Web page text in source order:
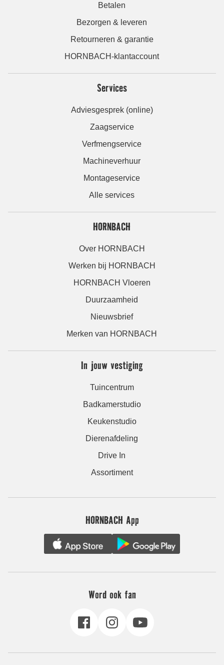
Betalen
Bezorgen & leveren
Retourneren & garantie
HORNBACH-klantaccount
Services
Adviesgesprek (online)
Zaagservice
Verfmengservice
Machineverhuur
Montageservice
Alle services
HORNBACH
Over HORNBACH
Werken bij HORNBACH
HORNBACH Vloeren
Duurzaamheid
Nieuwsbrief
Merken van HORNBACH
In jouw vestiging
Tuincentrum
Badkamerstudio
Keukenstudio
Dierenafdeling
Drive In
Assortiment
HORNBACH App
Word ook fan